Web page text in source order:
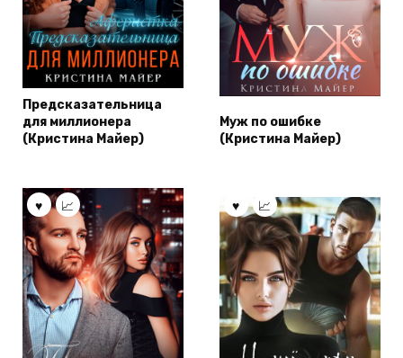
Предсказательница
для миллионера
(Кристина Майер)
Муж по ошибке
(Кристина Майер)